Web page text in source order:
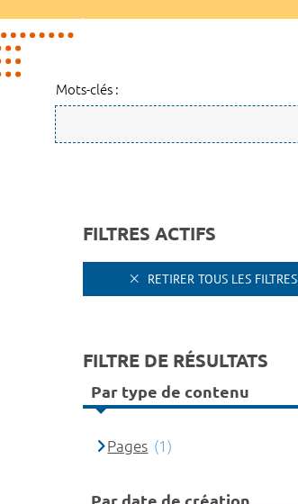
Mots-clés :
FILTRES ACTIFS
RETIRER TOUS LES FILTRES
FILTRE DE RÉSULTATS
Par type de contenu
Pages (1)